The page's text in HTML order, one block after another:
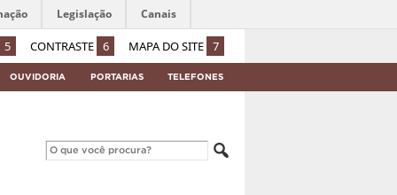
5 CONTRASTE 6 MAPA DO SITE 7
Legislação Canais
OUVIDORIA PORTARIAS TELEFONES